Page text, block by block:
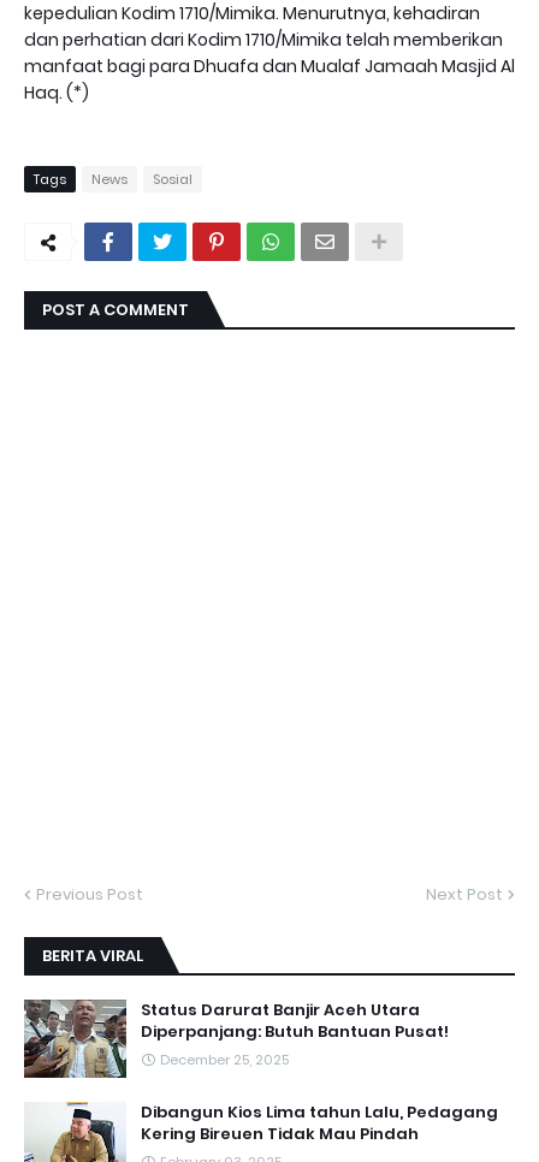
kepedulian Kodim 1710/Mimika. Menurutnya, kehadiran
dan perhatian dari Kodim 1710/Mimika telah memberikan
manfaat bagi para Dhuafa dan Mualaf Jamaah Masjid Al
Haq. (*)
Tags News Sosial
POST A COMMENT
Previous Post Next Post
BERITA VIRAL
Status Darurat Banjir Aceh Utara
Diperpanjang: Butuh Bantuan Pusat!
December 25, 2025
Dibangun Kios Lima tahun Lalu, Pedagang
Kering Bireuen Tidak Mau Pindah